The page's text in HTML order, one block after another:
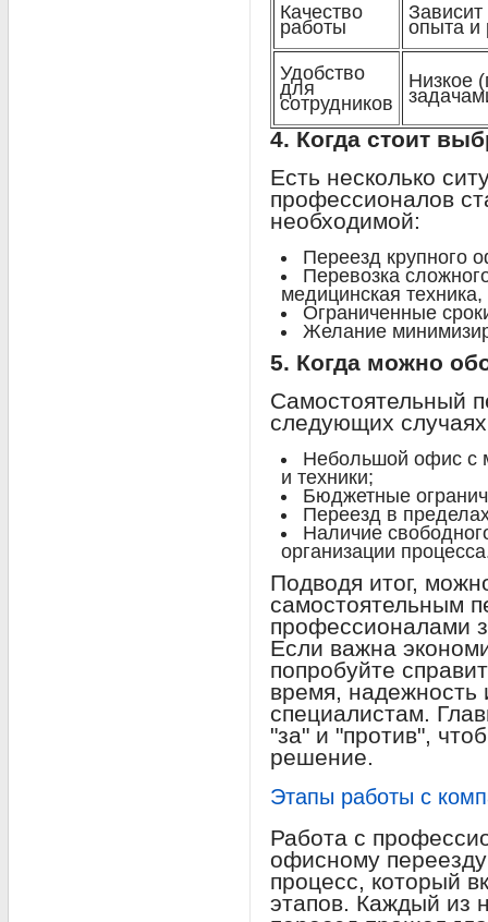
Качество
работы опыта и
Удобство
для
сотрудников
Низкое
4. Когда стоит
Есть несколько
профессионалов
необходимой:
Переезд крупного
Перевозка
медицинская
Ограниченные
Желание
5. Когда можно
Самостоятельный
следующих
Небольшой офис с
и техники;
Бюджетные
Переезд в
Наличие
организации
Подводя итог,
самостоятельным
профессионалами
Если важна
попробуйте
время, надежность
специалистам.
"за" и "против",
решение.
Этапы работы с
Работа с
офисному
процесс, который
этапов. Каждый из